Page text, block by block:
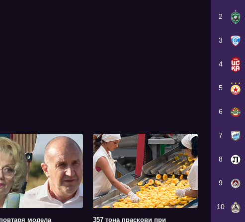
модела 357 тона праскови при
2
3
4
5
6
7
8
9
10